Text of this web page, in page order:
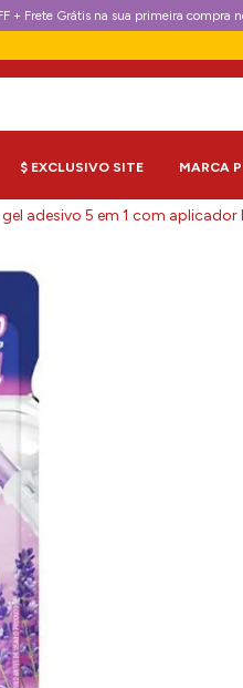
+ Frete Grátis na sua primeira
$ EXCLUSIVO SITE MARCA
gel adesivo 5 em 1 com aplicador